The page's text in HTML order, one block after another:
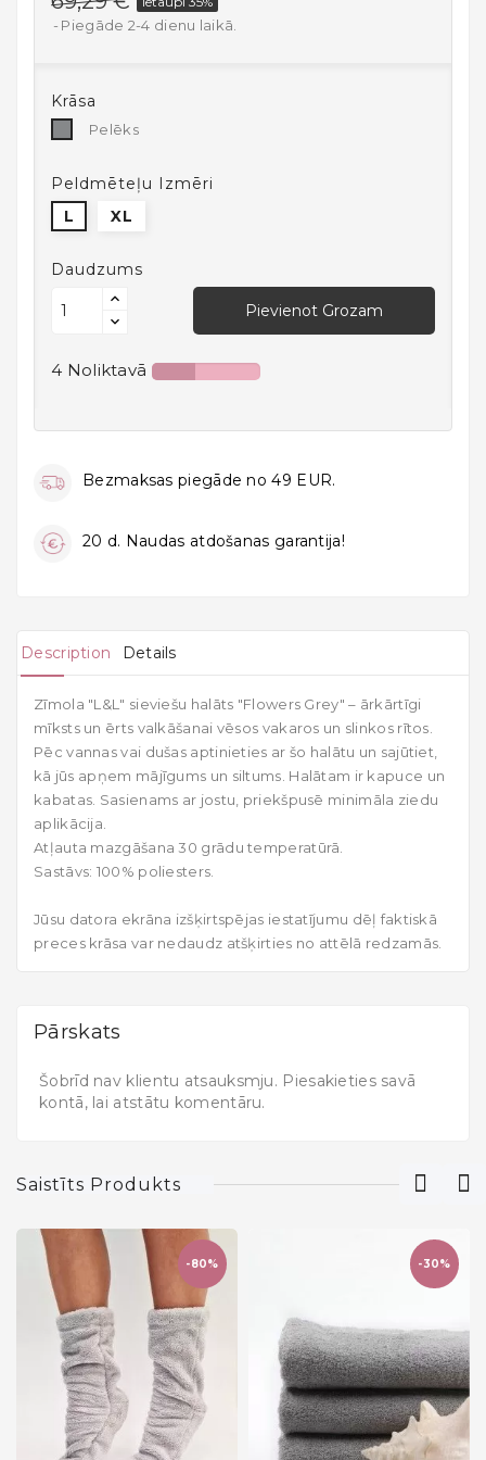
Mājai
Atpūta,
Brīvais
Un
Sports
Bērniem
Un
Zīdaiņiem
preces
Piegāde 2-4 dienu laikā.
Krāsa
Pelēks
Pelēks
Peldmēteļu Izmēri
L
XL
Daudzums
Pievienot Grozam
4 Noliktavā
Bezmaksas piegāde no 49 EUR.
20 d. Naudas atdošanas garantija!
Description Details
Zīmola "L&L" sieviešu halāts "Flowers Grey" – ārkārtīgi
mīksts un ērts valkāšanai vēsos vakaros un slinkos rītos.
Pēc vannas vai dušas aptinieties ar šo halātu un sajūtiet,
kā jūs apņem mājīgums un siltums. Halātam ir kapuce un
kabatas. Sasienams ar jostu, priekšpusē minimāla ziedu
aplikācija.
Atļauta mazgāšana 30 grādu temperatūrā.
Sastāvs: 100% poliesters.
Jūsu datora ekrāna izšķirtspējas iestatījumu dēļ faktiskā
preces krāsa var nedaudz atšķirties no attēlā redzamās.
Pārskats
Šobrīd nav klientu atsauksmju. Piesakieties savā
kontā, lai atstātu komentāru.
Saistīts Produkts
-80% -30%